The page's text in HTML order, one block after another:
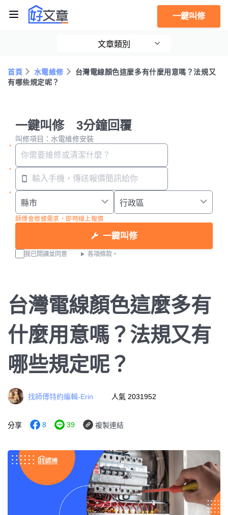
一鍵叫修
文章類別
首頁 水電維修
台灣電線顏色這麼多有什麼用意嗎？法規又
有哪些規定呢？
一鍵叫修 3分鐘回覆
叫修項目：水電維修安裝
師傅會根據需求，即時線上報價
一鍵叫修
我已閱讀並同意 各項條款。
台灣電線顏色這麼多有
什麼用意嗎？法規又有
哪些規定呢？
找師傅特約編輯-Erin 人氣 2031952
分享 8 39 複製連結